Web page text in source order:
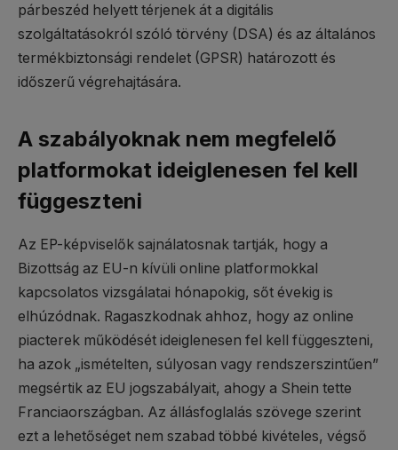
párbeszéd helyett térjenek át a digitális
szolgáltatásokról szóló törvény (DSA) és az általános
termékbiztonsági rendelet (GPSR) határozott és
időszerű végrehajtására.
A szabályoknak nem megfelelő
platformokat ideiglenesen fel kell
függeszteni
Az EP-képviselők sajnálatosnak tartják, hogy a
Bizottság az EU-n kívüli online platformokkal
kapcsolatos vizsgálatai hónapokig, sőt évekig is
elhúzódnak. Ragaszkodnak ahhoz, hogy az online
piacterek működését ideiglenesen fel kell függeszteni,
ha azok „ismételten, súlyosan vagy rendszerszintűen”
megsértik az EU jogszabályait, ahogy a Shein tette
Franciaországban. Az állásfoglalás szövege szerint
ezt a lehetőséget nem szabad többé kivételes, végső